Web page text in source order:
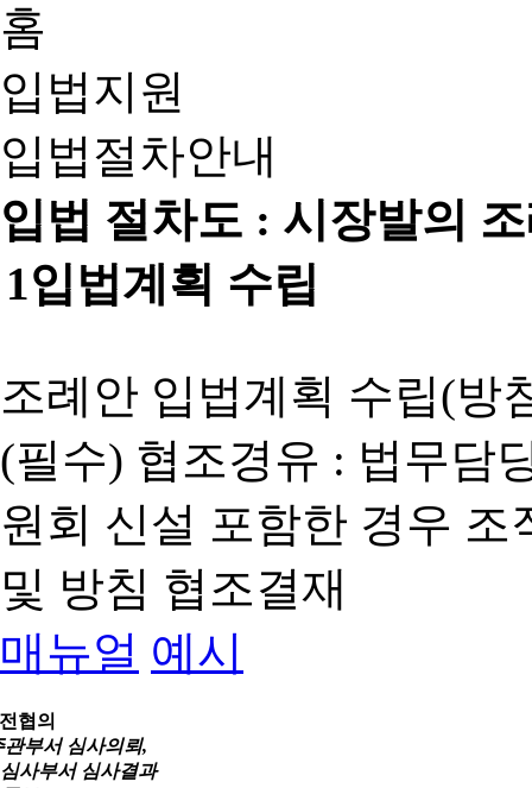
홈
입법지원
입법절차안내
입법 절차도 : 시장발의
1입법계획 수립
조례안 입법계획 수립(방
(필수) 협조경유 : 법무담
원회 신설 포함한 경우
및 방침 협조결재
매뉴얼 예시
협의
관부서 심사의뢰,
심사부서 심사결과